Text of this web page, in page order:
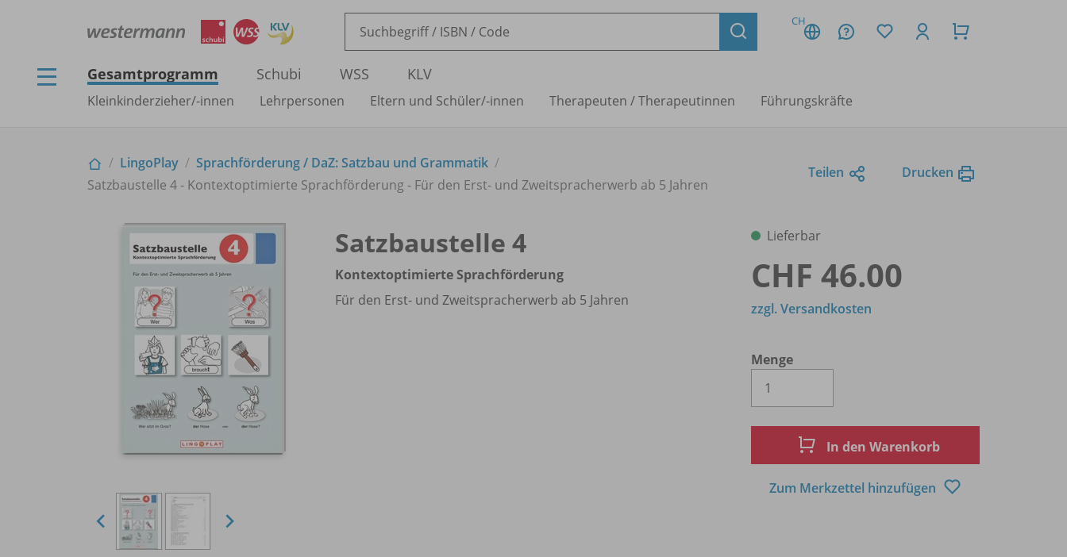
CH
Gesamtprogramm Schubi WSS KLV
Kleinkinderzieher/-innen Lehrpersonen Eltern und Schüler/-innen Therapeuten /Therapeutinnen Führungskräfte
LingoPlay Sprachförderung / DaZ: Satzbau und Grammatik
Satzbaustelle 4 - Kontextoptimierte Sprachförderung - Für den Erst- und Zweitspracherwerb ab 5 Jahren
Teilen Drucken
Satzbaustelle 4
Kontextoptimierte Sprachförderung
Für den Erst- und Zweitspracherwerb ab 5 Jahren
Lieferbar
CHF 46.00
Menge
zzgl. Versandkosten
In den Warenkorb
Zum Merkzettel hinzufügen